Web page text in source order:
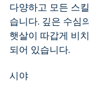
다양하고 모든 스
습니다. 깊은 수심
햇살이 따갑게 비
되어 있습니다.
시야